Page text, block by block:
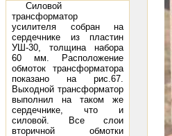
Силовой
трансформатор
усилителя собран на
сердечнике из пластин
УШ-30, толщина набора
60 мм. Расположение
обмоток трансформатора
показано на рис.67.
Выходной трансформатор
выполнил на таком же
сердечнике, что и
силовой. Все слои
вторичной обмотки